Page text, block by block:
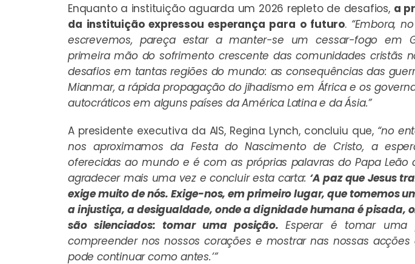
Enquanto a instituição aguarda um 2026 repleto de desafios, a
da instituição expressou esperança para o futuro. “Embora,
escrevemos, pareça estar a manter-se um cessar-fogo em
primeira mão do sofrimento crescente das comunidades cristãs
desafios em tantas regiões do mundo: as consequências das
Mianmar, a rápida propagação do jihadismo em África e os
autocráticos em alguns países da América Latina e da Ásia.”
A presidente executiva da AIS, Regina Lynch, concluiu que, “no
nos aproximamos da Festa do Nascimento de Cristo, a
oferecidas ao mundo e é com as próprias palavras do Papa Leão
agradecer mais uma vez e concluir esta carta: ‘A paz que Jesus
exige muito de nós. Exige-nos, em primeiro lugar, que tomemos
a injustiça, a desigualdade, onde a dignidade humana é pisada,
são silenciados: tomar uma posição.Esperar é tomar uma
compreender nos nossos corações e mostrar nas nossas
pode continuar como antes.’”